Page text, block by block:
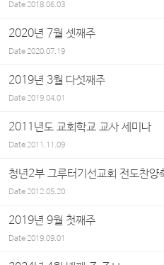
Date2018.06.03
2020년 7월 셋째주
Date2020.07.19
2019년 3월 다섯째주
Date2019.04.01
2011년도 교회학교 교사 세미나
Date2011.11.09
청년2부 그루터기선교회 전도찬양
Date2012.05.20
2019년 9월 첫째주
Date2019.09.01